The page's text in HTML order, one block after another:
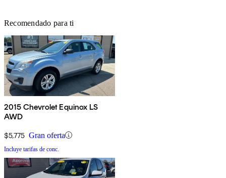
Recomendado para ti
2015 Chevrolet Equinox LS
AWD
$5,775 Gran oferta
Incluye tarifas de conc.